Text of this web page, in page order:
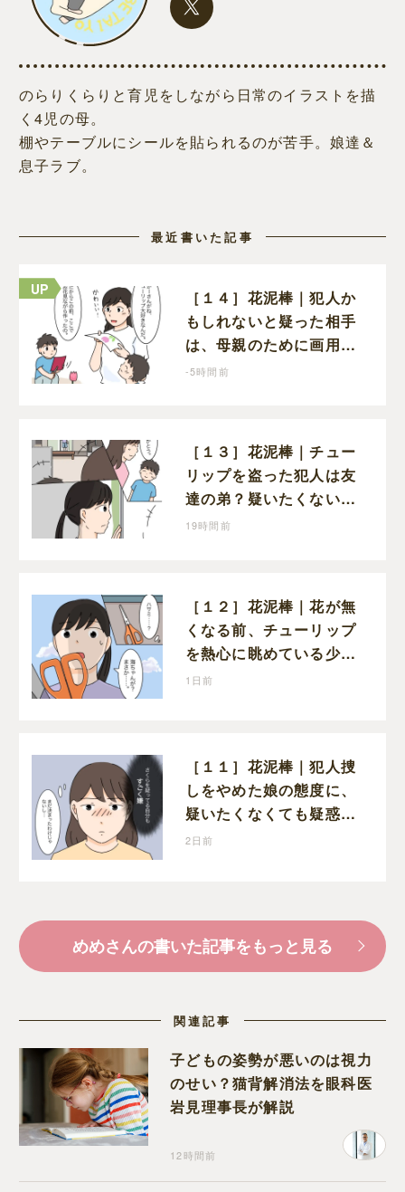
のらりくらりと育児をしながら日常のイラストを描
く4児の母。
棚やテーブルにシールを貼られるのが苦手。娘達＆
息子ラブ。
最近書いた記事
［１４］花泥棒｜犯人か
もしれないと疑った相手
は、母親のために画用紙
でチューリップを作って
-5時間前
［１３］花泥棒｜チュー
リップを盗った犯人は友
達の弟？疑いたくない気
持ちと真実の間でひとり
19時間前
［１２］花泥棒｜花が無
くなる前、チューリップ
を熱心に眺めている少年
がいた
1日前
［１１］花泥棒｜犯人捜
しをやめた娘の態度に、
疑いたくなくても疑惑の
目が向いてしまう
2日前
めめさんの書いた記事をもっと見る
関連記事
子どもの姿勢が悪いのは視力
のせい？猫背解消法を眼科医
岩見理事長が解説
12時間前